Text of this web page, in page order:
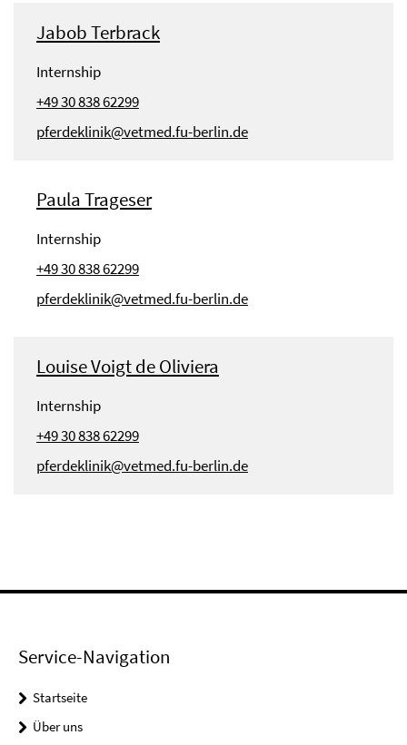
Jabob Terbrack
Internship
+49 30 838 62299
pferdeklinik@vetmed.fu-berlin.de
Paula Trageser
Internship
+49 30 838 62299
pferdeklinik@vetmed.fu-berlin.de
Louise Voigt de Oliviera
Internship
+49 30 838 62299
pferdeklinik@vetmed.fu-berlin.de
Service-Navigation
Startseite
Über uns